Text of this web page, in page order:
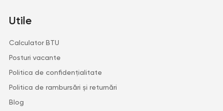
Utile
Calculator BTU
Posturi vacante
Politica de confidențialitate
Politica de rambursări și returnări
Blog